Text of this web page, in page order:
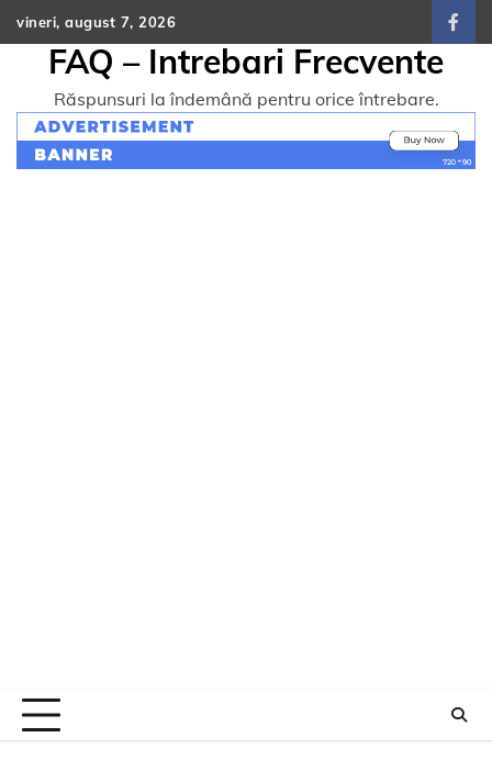
Skip
to
content
vineri, august 7, 2026
FAQ – Intrebari Frecvente
Răspunsuri la îndemână pentru orice întrebare.